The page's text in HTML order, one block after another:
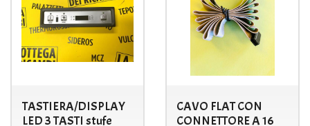
TASTIERA/DISPLAY
LED 3 TASTI stufe
CAVO FLAT CON
CONNETTORE A 16